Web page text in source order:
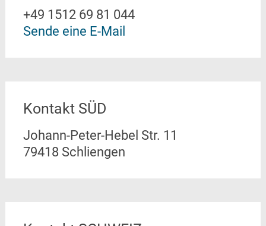
+49 1512 69 81 044
Sende eine E-Mail
Kontakt SÜD
Johann-Peter-Hebel Str. 11
79418 Schliengen